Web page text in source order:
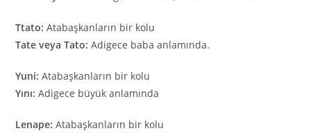
Ttato: Atabaşkanların bir kolu
Tate veya Tato: Adigece baba anlamında.
Yuni:Atabaşkanların bir kolu
Yını:Adigece büyük anlamında
Lenape:Atabaşkanların bir kolu